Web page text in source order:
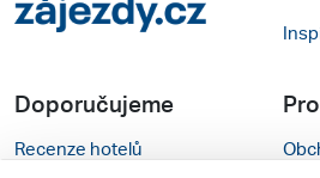
Doporučujeme
Recenze hotelů